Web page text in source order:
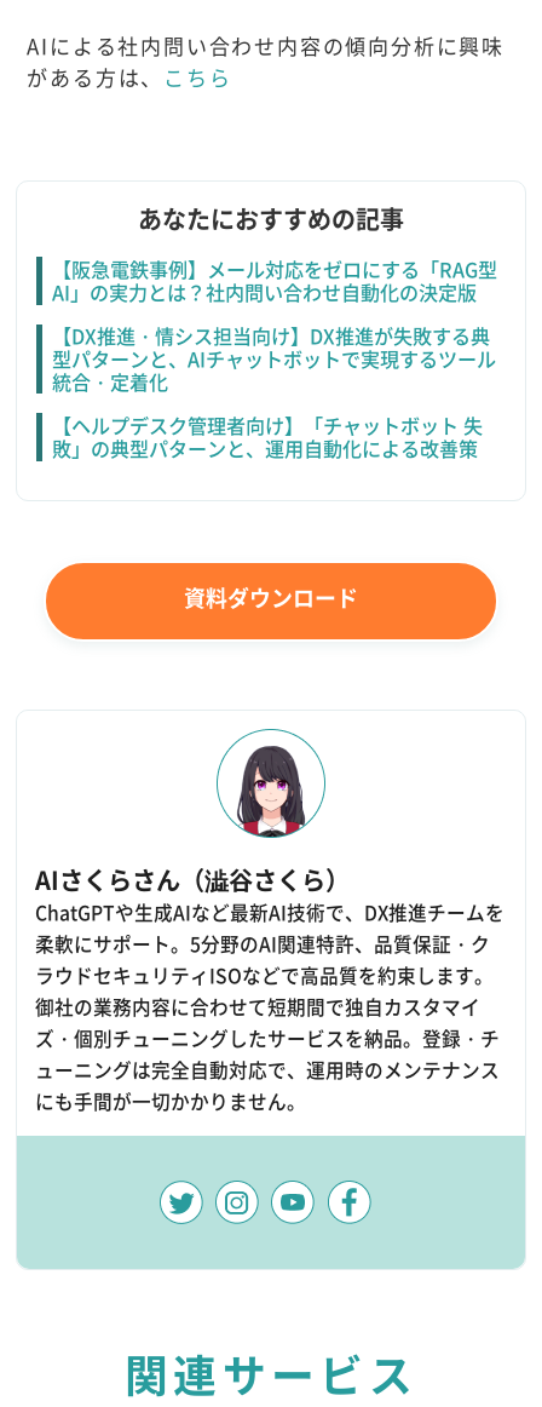
AIによる社内問い合わせ内容の傾向分析に興味
がある方は、
こちら
あなたにおすすめの記事
【阪急電鉄事例】メール対応をゼロにする「RAG型
AI」の実力とは？社内問い合わせ自動化の決定版
【DX推進・情シス担当向け】DX推進が失敗する典
型パターンと、AIチャットボットで実現するツール
統合・定着化
【ヘルプデスク管理者向け】「チャットボット 失
敗」の典型パターンと、運用自動化による改善策
資料ダウンロード
AIさくらさん（澁谷さくら）
ChatGPTや生成AIなど最新AI技術で、DX推進チームを
柔軟にサポート。5分野のAI関連特許、品質保証・ク
ラウドセキュリティISOなどで高品質を約束します。
御社の業務内容に合わせて短期間で独自カスタマイ
ズ・個別チューニングしたサービスを納品。登録・チ
ューニングは完全自動対応で、運用時のメンテナンス
にも手間が一切かかりません。
関連サービス